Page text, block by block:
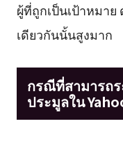
ผู้ที่ถูกเป็นเป้าหมา
เดียวกันนั้นสูงมาก
กรณีที่สามารถร
ประมูลใน